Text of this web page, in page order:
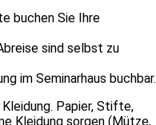
buchen Sie Ihre
sind selbst zu
im Seminarhaus buchbar.
Papier, Stifte,
Kleidung sorgen (Mütze,